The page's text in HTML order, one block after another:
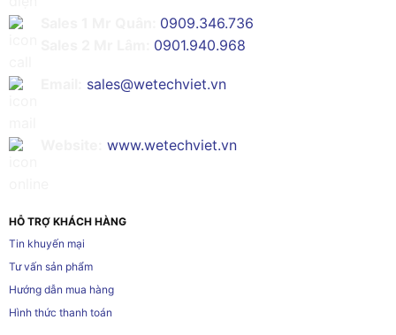
0909.346.736
0901.940.968
sales@wetechviet.vn
www.wetechviet.vn
HỖ TRỢ KHÁCH HÀNG
Tin khuyến mại
Tư vấn sản phẩm
Hướng dẫn mua hàng
Hình thức thanh toán